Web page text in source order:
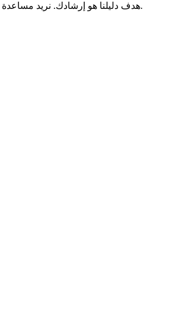
هدف دليلنا هو إرشادك. نريدلتجربة يومية غنية. هذا البرنامج، الذي يزداد شعبية، ينشط أيضًا المحادثات على وسائل التواصل الاجتماعي حول ممارسات الشباب.